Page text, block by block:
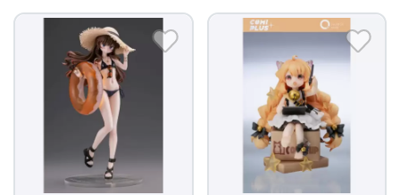
Hudební věci
Typy produktů
Značky